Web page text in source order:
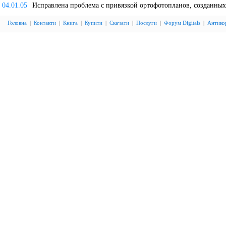
04.01.05
Исправлена проблема с привязкой ортофотопланов,
Головна | Контакти | Книга | Купити | Скачати | Послуги | Форум Digitals |